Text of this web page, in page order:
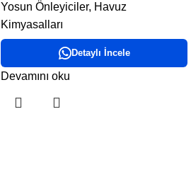
Yosun Önleyiciler, Havuz
Kimyasalları
Detaylı İncele
Devamını oku